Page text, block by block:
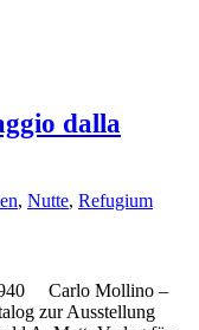
dalla
, Nutte, Refugium
Carlo Mollino –
zur Ausstellung